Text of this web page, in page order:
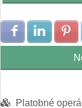
Zdielať na
Platobné